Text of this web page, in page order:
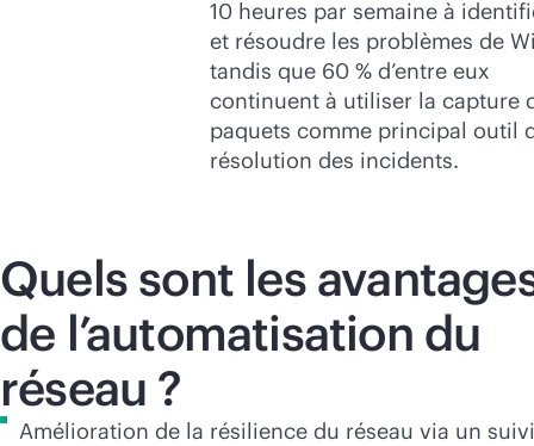
10 heures par semaine à
et résoudre les problèmes de
tandis que 60 % d’entre eux
continuent à utiliser la capture
paquets comme principal outil
résolution des incidents.
Quels sont les
de l’automatisation du
réseau ?
Amélioration de la résilience du réseau via un suivi